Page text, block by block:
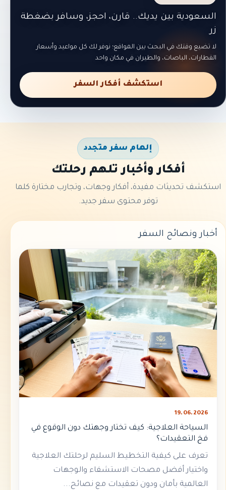
السعودية بين يديك.. قارن، احجز، وسافر بضغطة
زر
لا تضيع وقتك في البحث بين المواقع؛ نوفر لك كل مواعيد وأسعار
القطارات، الباصات، والطيران في مكان واحد
استكشف أفكار السفر
إلهام سفر متجدد
أفكار وأخبار تلهم رحلتك
استكشف تحديثات مفيدة، أفكار وجهات، وتجارب مختارة كلما
توفر محتوى سفر جديد.
أخبار ونصائح السفر
19.06.2026
السياحة العلاجية: كيف تختار وجهتك دون الوقوع في
فخ التعقيدات؟
تعرف على كيفية التخطيط السليم لرحلتك العلاجية
واختيار أفضل مصحات الاستشفاء والوجهات
العالمية بأمان ودون تعقيدات مع نصائح...